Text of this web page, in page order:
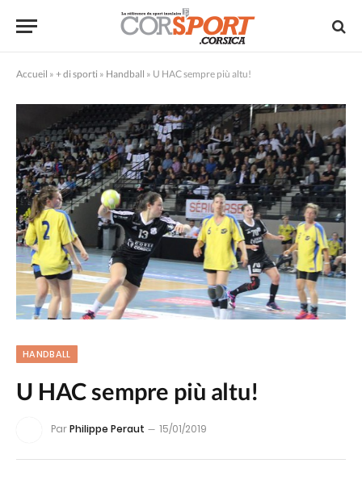
Accueil » + di sporti » Handball » U HAC sempre più altu!
HANDBALL
U HAC sempre più altu!
ParPhilippe Peraut 15/01/2019